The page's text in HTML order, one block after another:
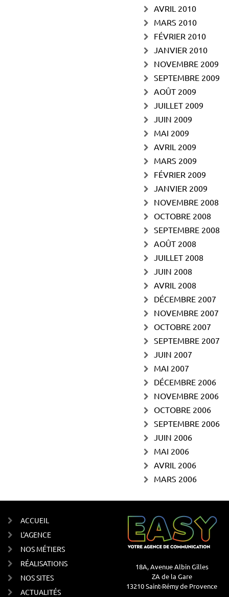
AVRIL 2010
MARS 2010
FÉVRIER 2010
JANVIER 2010
NOVEMBRE 2009
SEPTEMBRE 2009
AOÛT 2009
JUILLET 2009
JUIN 2009
MAI 2009
AVRIL 2009
MARS 2009
FÉVRIER 2009
JANVIER 2009
NOVEMBRE 2008
OCTOBRE 2008
SEPTEMBRE 2008
AOÛT 2008
JUILLET 2008
JUIN 2008
AVRIL 2008
DÉCEMBRE 2007
NOVEMBRE 2007
OCTOBRE 2007
SEPTEMBRE 2007
JUIN 2007
MAI 2007
DÉCEMBRE 2006
NOVEMBRE 2006
OCTOBRE 2006
SEPTEMBRE 2006
JUIN 2006
MAI 2006
AVRIL 2006
MARS 2006
ACCUEIL
L'AGENCE
NOS MÉTIERS
RÉALISATIONS
NOS SITES
ACTUALITÉS
18A, Avenue Albin Gilles
ZA de la Gare
13210 Saint-Rémy de Provence